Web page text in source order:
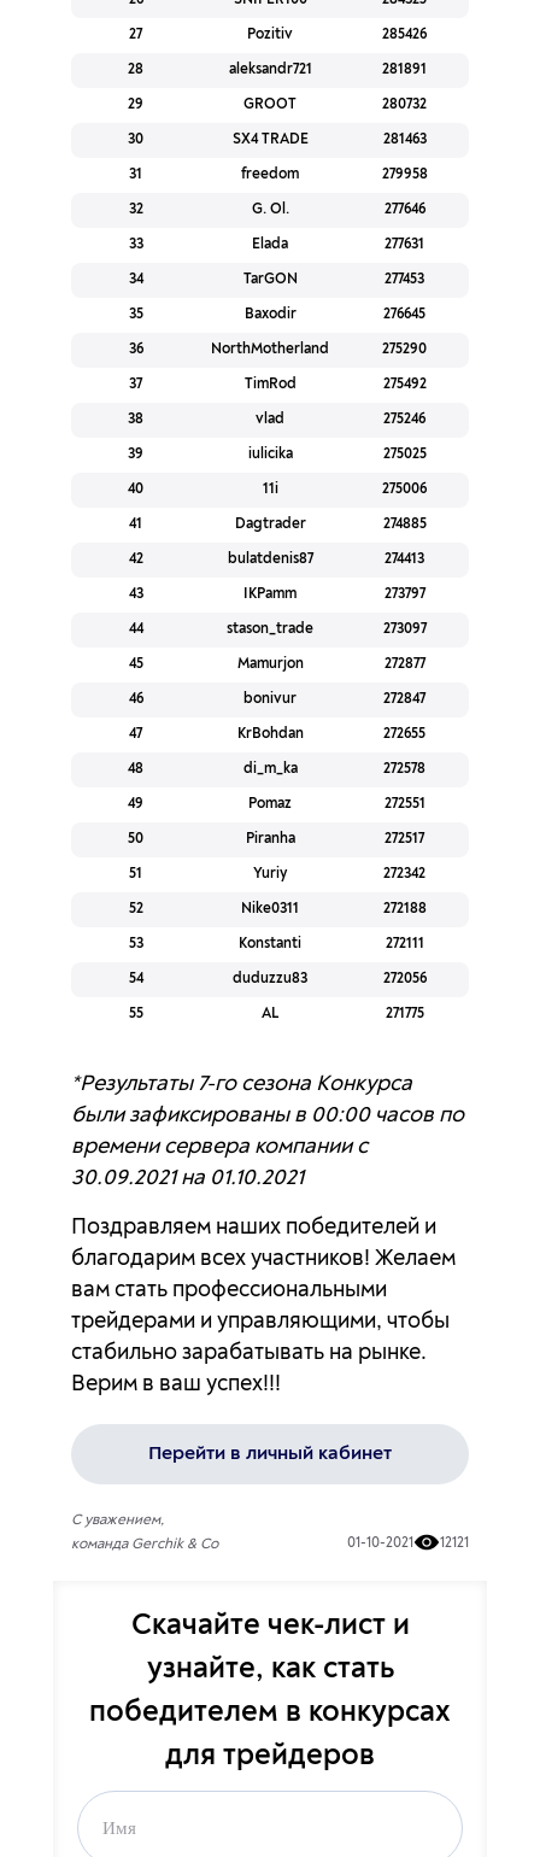
27 Pozitiv 285426
28 aleksandr721 281891
29 GROOT 280732
30 SX4 TRADE 281463
31 freedom 279958
32 G. Ol. 277646
33 Elada 277631
34 TarGON 277453
35 Baxodir 276645
36 NorthMotherland 275290
37 TimRod 275492
38 vlad 275246
39 iulicika 275025
40 11i 275006
41 Dagtrader 274885
42 bulatdenis87 274413
43 IKPamm 273797
44 stason_trade 273097
45 Mamurjon 272877
46 bonivur 272847
47 KrBohdan 272655
48 di_m_ka 272578
49 Pomaz 272551
50 Piranha 272517
51 Yuriy 272342
52 Nike0311 272188
53 Konstanti 272111
54 duduzzu83 272056
55 AL 271775
*Результаты 7-го сезона Конкурса
были зафиксированы в 00:00 часов по
времени сервера компании с
30.09.2021 на 01.10.2021
Поздравляем наших победителей и
благодарим всех участников! Желаем
вам стать профессиональными
трейдерами и управляющими, чтобы
стабильно зарабатывать на рынке.
Верим в ваш успех!!!
Перейти в личный кабинет
С уважением,
команда Gerchik & Co
01-10-2021 12121
Скачайте чек-лист и
узнайте, как стать
победителем в конкурсах
для трейдеров